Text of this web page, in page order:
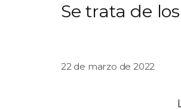
Se trata de
22 de marzo de 2022